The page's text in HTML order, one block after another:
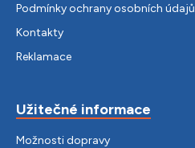
Podmínky ochrany osobních údajů
Kontakty
Reklamace
Užitečné informace
Možnosti dopravy